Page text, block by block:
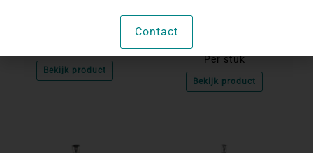
Bekijk product
Per stuk
Bekijk product
Contact